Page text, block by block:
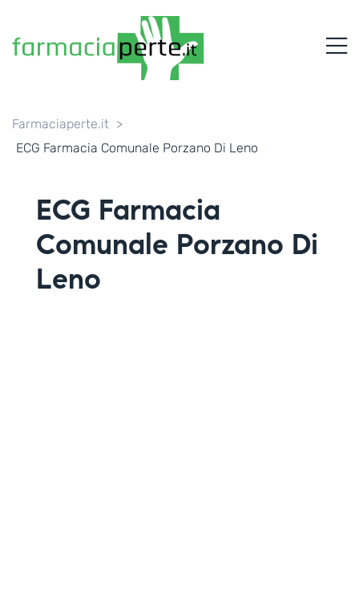
tutelando
Farmaciaperte.it >
ECG Farmacia Comunale Porzano Di Leno
ECG Farmacia
Comunale Porzano Di
Leno